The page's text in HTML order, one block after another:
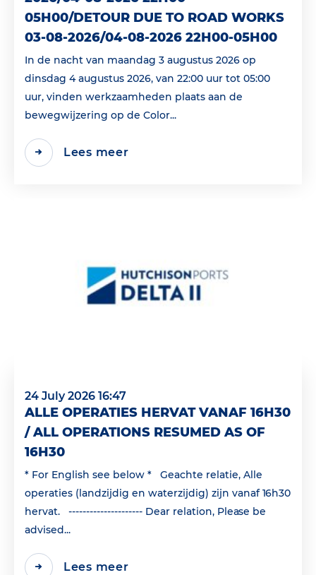
05H00/DETOUR DUE TO ROAD WORKS
03-08-2026/04-08-2026 22H00-05H00
In de nacht van maandag 3 augustus 2026 op
dinsdag 4 augustus 2026, van 22:00 uur tot 05:00
uur, vinden werkzaamheden plaats aan de
bewegwijzering op de Color...
Lees meer
24 July 2026 16:47
ALLE OPERATIES HERVAT VANAF 16H30
/ ALL OPERATIONS RESUMED AS OF
16H30
* For English see below * Geachte relatie, Alle
operaties (landzijdig en waterzijdig) zijn vanaf 16h30
hervat. --------------------- Dear relation, Please be
advised...
Lees meer